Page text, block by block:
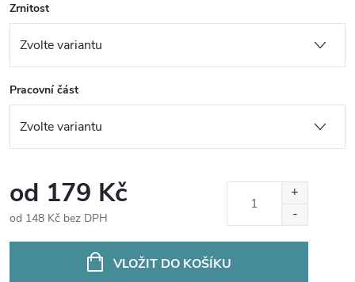
Zrnitost
Pracovní část
od 179 Kč
od 148 Kč bez DPH
VLOŽIT DO KOŠÍKU